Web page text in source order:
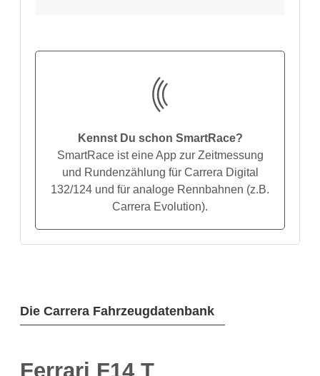
Die Carrera Fahrzeugdatenbank
Ferrari F14 T
Kennst Du schon SmartRace?
SmartRace ist eine App zur Zeitmessung
und Rundenzählung für Carrera Digital
132/124 und für analoge Rennbahnen (z.B.
Carrera Evolution).